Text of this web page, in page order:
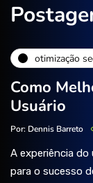
otimização
Como
Usuário
Por: Dennis Barreto
A experiência
para o sucesso